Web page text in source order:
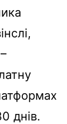
днів.